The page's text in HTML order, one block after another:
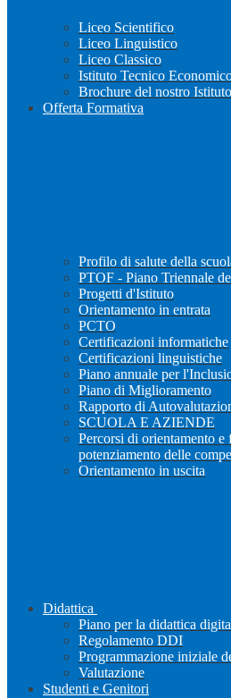
Liceo Scientifico
Liceo Linguistico
Liceo Classico
Istituto Tecnico
Brochure del nostro Istituto
Offerta Formativa
Profilo di salute della
PTOF - Piano Triennale
Progetti d'Istituto
Orientamento in entrata
PCTO
Certificazioni informatiche
Certificazioni linguistiche
Piano annuale per
Piano di Miglioramento
Rapporto di
SCUOLA E AZIENDE
Percorsi di orientamento e
potenziamento delle
Orientamento in uscita
Didattica
Piano per la didattica
Regolamento DDI
Programmazione iniziale
Valutazione
Studenti e Genitori